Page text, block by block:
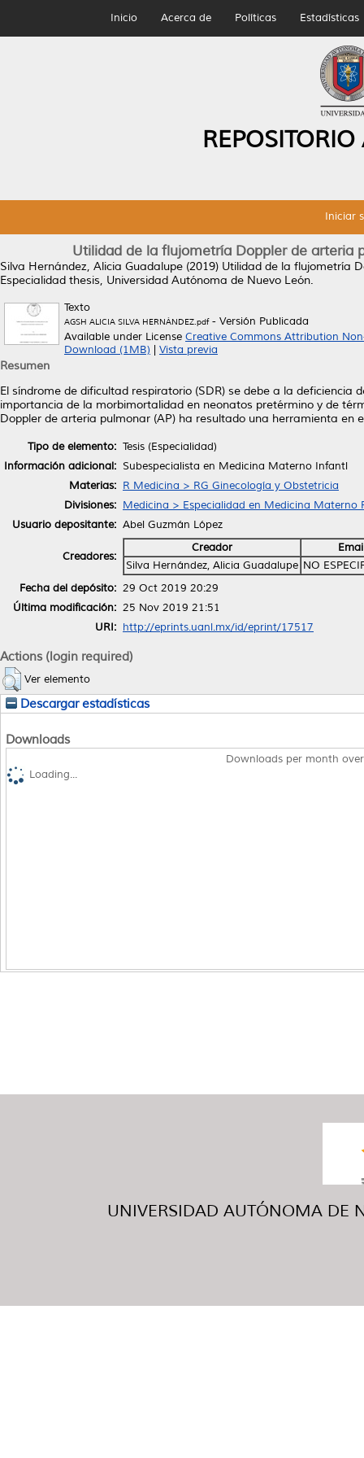
Inicio Acerca de Políticas Estadísticas
Iniciar
Utilidad de la flujometría Doppler de arteria
Silva Hernández, Alicia Guadalupe (2019) Utilidad de la flujometría
Especialidad thesis, Universidad Autónoma de Nuevo León.
Texto
AGSH ALICIA SILVA HERNÁNDEZ.pdf- Versión Publicada
Available under License Creative Commons Attribution
Download (1MB)
Vista previa
Resumen
El síndrome de dificultad respiratorio (SDR) se debe a la
importancia de la morbimortalidad en neonatos pretérmino y de
Doppler de arteria pulmonar (AP) ha resultado una herramienta
Tipo de elemento: Tesis (Especialidad)
Información adicional: Subespecialista en Medicina Materno Infantl
Materias: R Medicina > RG Ginecología y Obstetricia
Divisiones: Medicina > Especialidad en Medicina Materno
Usuario depositante: Abel Guzmán López
Creadores:
Creador
Silva Hernández, Alicia Guadalupe NO
Fecha del depósito: 29 Oct 2019 20:29
Última modificación: 25 Nov 2019 21:51
URI: http://eprints.uanl.mx/id/eprint/17517
Actions (login required)
Ver elemento
Descargar estadísticas
Downloads
Downloads per month
Loading...
UNIVERSIDAD AUTÓNOMA DE